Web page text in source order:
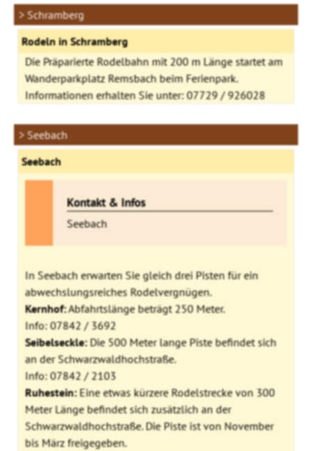
> Schramberg
Rodeln in Schramberg
Die Präparierte Rodelbahn mit 200 m Länge startet am
Wanderparkplatz Remsbach beim Ferienpark.
Informationen erhalten Sie unter: 07729 / 926028
> Seebach
Seebach
Kontakt & Infos
Seebach
In Seebach erwarten Sie gleich drei Pisten für ein
abwechslungsreiches Rodelvergnügen.
Kernhof:Abfahrtslänge beträgt 250 Meter.
Info: 07842 / 3692
Seibelseckle:Die 500 Meter lange Piste befindet sich
an der Schwarzwaldhochstraße.
Info: 07842 / 2103
Ruhestein:Eine etwas kürzere Rodelstrecke von 300
Meter Länge befindet sich zusätzlich an der
Schwarzwaldhochstraße. Die Piste ist von November
bis März freigegeben.